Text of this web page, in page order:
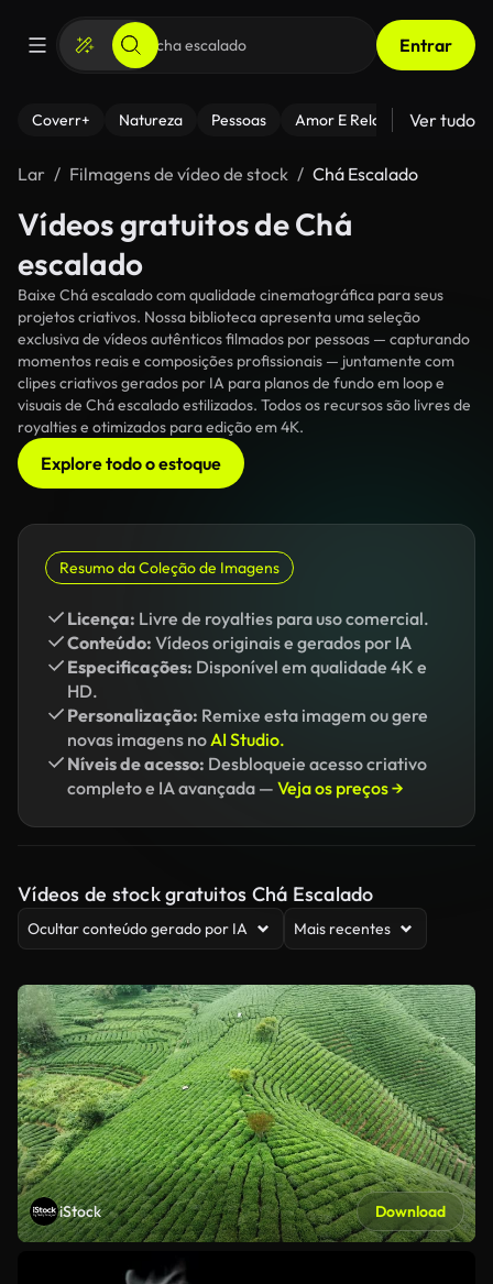
Entrar
Coverr+ Natureza Pessoas Amor E Relacionamentos
Ver tudo
Lar Filmagens de vídeo de stock Chá Escalado
Vídeos gratuitos de Chá
escalado
Baixe Chá escalado com qualidade cinematográfica para seus
projetos criativos. Nossa biblioteca apresenta uma seleção
exclusiva de vídeos autênticos filmados por pessoas — capturando
momentos reais e composições profissionais — juntamente com
clipes criativos gerados por IA para planos de fundo em loop e
visuais de Chá escalado estilizados. Todos os recursos são livres de
royalties e otimizados para edição em 4K.
Explore todo o estoque
Resumo da Coleção de Imagens
Licença: Livre de royalties para uso comercial.
Conteúdo: Vídeos originais e gerados por IA
Especificações: Disponível em qualidade 4K e
HD.
Personalização: Remixe esta imagem ou gere
novas imagens noAI Studio.
Níveis de acesso: Desbloqueie acesso criativo
completo e IA avançada — Veja os preços →
Vídeos de stock gratuitos Chá Escalado
Ocultar conteúdo gerado por IA Mais recentes
iStock Download